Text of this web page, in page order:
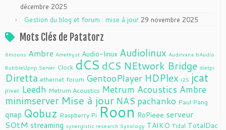
décembre 2025
Gestion du blog et forum : mise à jour 29 novembre 2025
Mots Clés de Patatorz
6moons Ambre Amethyst Audio-linux Audiolinux Audirvana bAudio
BubbleUpnp Server Clock dCS dCS NEtwork Bridge dietpi
Diretta ethernet forum GentooPlayer HDPlex i2S jcat
jriver Leedh Metrum Acoustics Metrum Acoustics Ambre
minimserver Mise à jour NAS pachanko Paul Pang
qnap Qobuz Raspberry Pi Roon RoPieee serveur
SOtM streaming synergistic research Synology TAIKO Tidal TotalDac